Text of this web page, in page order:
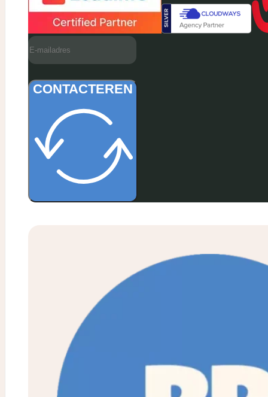
Ellen Maas
CONTACTEREN